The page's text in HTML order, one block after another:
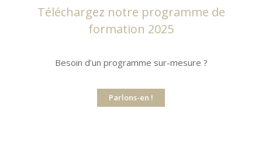
Téléchargez notre programme de
formation 2025
Besoin d’un programme sur-mesure ?
Parlons-en !